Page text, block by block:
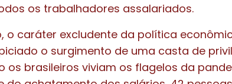
os trabalhadores assalariados.
o caráter excludente da política
o surgimento de uma casta de
os brasileiros viviam os flagelos da